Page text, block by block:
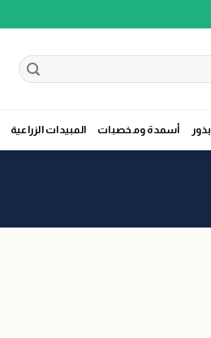
بذور أسمدة ومخصبات المبيدات الزراعية